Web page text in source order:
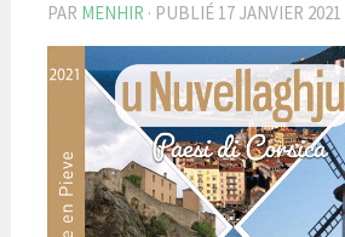
PAR MENHIR · PUBLIÉ 17 JANVIER 2021